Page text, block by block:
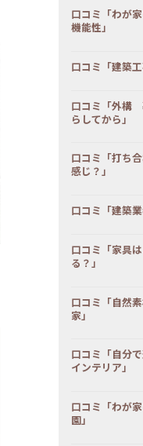
口コミ「わが
機能性」
口コミ「建築
口コミ「外構
らしてから」
口コミ「打ち
感じ？」
口コミ「建築
口コミ「家具
る？」
口コミ「自然
家」
口コミ「自分
インテリア」
口コミ「わが
園」